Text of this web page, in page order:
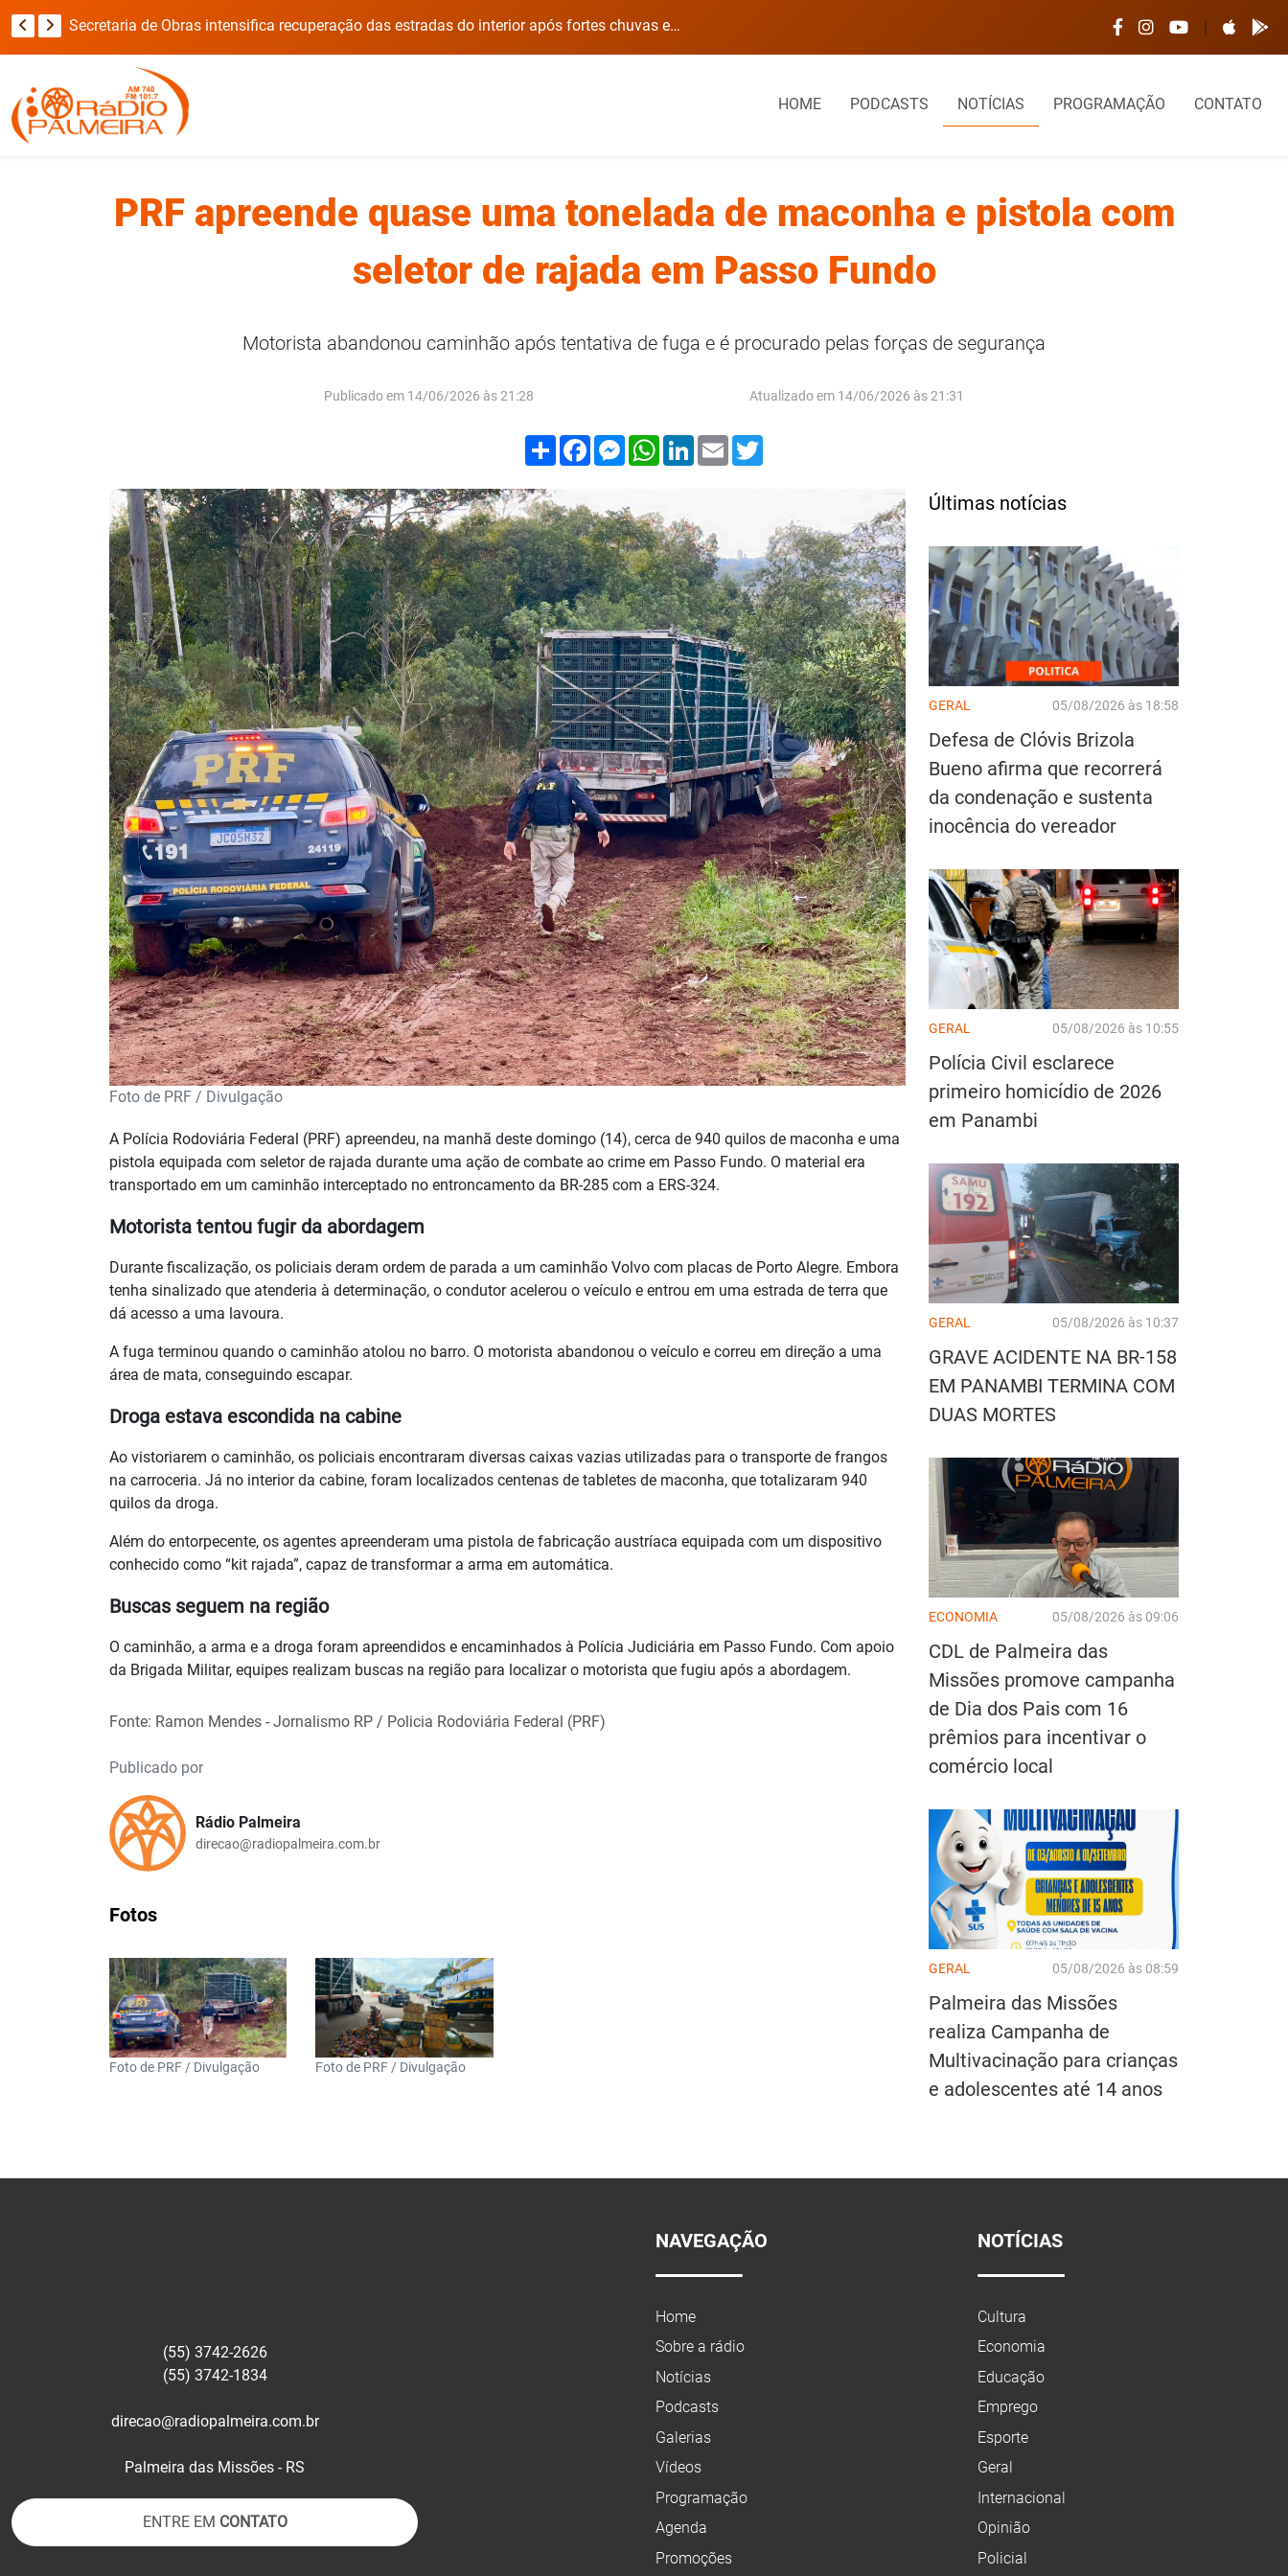
Secretaria de Obras intensifica recuperação das estradas do interior após fortes chuvas em Novo Barreiro Direção da EMEI Criança Feliz pede apoio da Câmara para viabilizar troca do
|
HOME PODCASTS NOTÍCIAS PROGRAMAÇÃO CONTATO
PRF apreende quase uma tonelada de maconha e pistola com
seletor de rajada em Passo Fundo
Motorista abandonou caminhão após tentativa de fuga e é procurado pelas forças de segurança
Publicado em 14/06/2026 às 21:28 Atualizado em 14/06/2026 às 21:31
Compartilhar
FacebookMessenger
WhatsApp
LinkedIn
Email
Foto de PRF / Divulgação
A Polícia Rodoviária Federal (PRF) apreendeu, na manhã deste domingo (14), cerca de 940 quilos de maconha e uma
pistola equipada com seletor de rajada durante uma ação de combate ao crime em Passo Fundo. O material era
transportado em um caminhão interceptado no entroncamento da BR-285 com a ERS-324.
Motorista tentou fugir da abordagem
Durante fiscalização, os policiais deram ordem de parada a um caminhão Volvo com placas de Porto Alegre. Embora
tenha sinalizado que atenderia à determinação, o condutor acelerou o veículo e entrou em uma estrada de terra que
dá acesso a uma lavoura.
A fuga terminou quando o caminhão atolou no barro. O motorista abandonou o veículo e correu em direção a uma
área de mata, conseguindo escapar.
Droga estava escondida na cabine
Ao vistoriarem o caminhão, os policiais encontraram diversas caixas vazias utilizadas para o transporte de frangos
na carroceria. Já no interior da cabine, foram localizados centenas de tabletes de maconha, que totalizaram 940
quilos da droga.
Além do entorpecente, os agentes apreenderam uma pistola de fabricação austríaca equipada com um dispositivo
conhecido como “kit rajada”, capaz de transformar a arma em automática.
Buscas seguem na região
O caminhão, a arma e a droga foram apreendidos e encaminhados à Polícia Judiciária em Passo Fundo. Com apoio
da Brigada Militar, equipes realizam buscas na região para localizar o motorista que fugiu após a abordagem.
Fonte: Ramon Mendes - Jornalismo RP / Policia Rodoviária Federal (PRF)
Publicado por
Rádio Palmeira
direcao@radiopalmeira.com.br
Fotos
Foto de PRF / Divulgação Foto de PRF / Divulgação
Últimas notícias
GERAL 05/08/2026 às 18:58
Defesa de Clóvis Brizola
Bueno afirma que recorrerá
da condenação e sustenta
inocência do vereador
GERAL 05/08/2026 às 10:55
Polícia Civil esclarece
primeiro homicídio de 2026
em Panambi
GERAL 05/08/2026 às 10:37
GRAVE ACIDENTE NA BR-158
EM PANAMBI TERMINA COM
DUAS MORTES
ECONOMIA 05/08/2026 às 09:06
CDL de Palmeira das
Missões promove campanha
de Dia dos Pais com 16
prêmios para incentivar o
comércio local
GERAL 05/08/2026 às 08:59
Palmeira das Missões
realiza Campanha de
Multivacinação para crianças
e adolescentes até 14 anos
(55) 3742-2626
(55) 3742-1834
direcao@radiopalmeira.com.br
Palmeira das Missões - RS
ENTRE EM CONTATO
NAVEGAÇÃO
Home
Sobre a rádio
Notícias
Podcasts
Galerias
Vídeos
Programação
Agenda
Promoções
NOTÍCIAS
Cultura
Economia
Educação
Emprego
Esporte
Geral
Internacional
Opinião
Policial